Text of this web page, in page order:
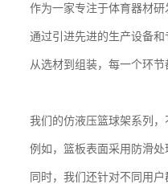
作为一家专注于体育器材
通过引进先进的生产设备和
从选材到组装，每一个环
我们的仿液压篮球架系列，
例如，篮板表面采用防滑
同时，我们还针对不同用